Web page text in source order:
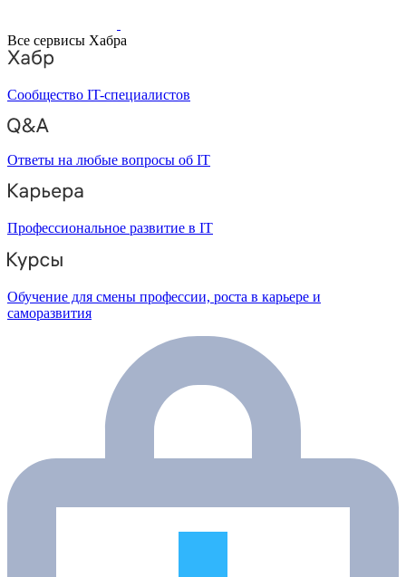
Все сервисы Хабра
Сообщество IT-специалистов
Ответы на любые вопросы об IT
Профессиональное развитие в IT
Обучение для смены профессии, роста в карьере и
саморазвития